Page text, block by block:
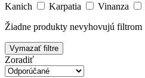
Kanich
Karpatia Vinanza
Žiadne produkty nevyhovujú filtrom
Vymazať filtre
Zoradiť